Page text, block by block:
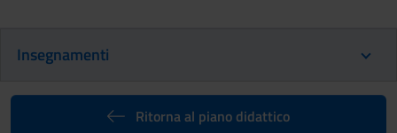
Insegnamenti
Ritorna al piano didattico